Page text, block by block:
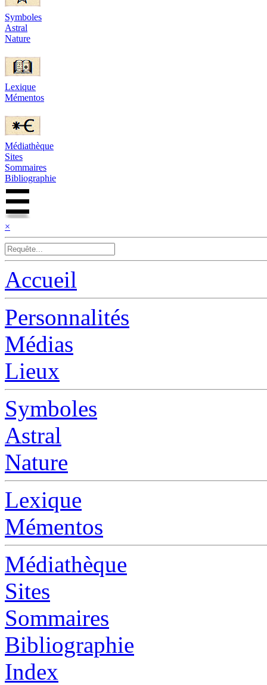
Symboles
Astral
Nature
Lexique
Mémentos
Médiathèque
Sites
Sommaires
Bibliographie
×
Accueil
Personnalités
Médias
Lieux
Symboles
Astral
Nature
Lexique
Mémentos
Médiathèque
Sites
Sommaires
Bibliographie
Index